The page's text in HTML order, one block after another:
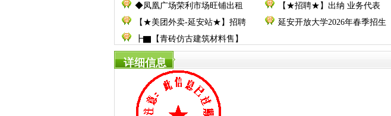
◆凤凰广场荣利市场旺铺出租
【★招聘★】出纳 业务代表
【★美团外卖-延安站★】招聘
延安开放大学2026年春季招生
┣▇【青砖仿古建筑材料售】
详细信息